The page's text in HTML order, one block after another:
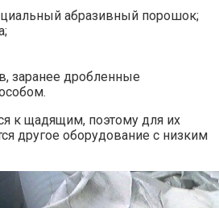
абразивный порошок;
заранее дробленные
к щадящим, поэтому для их
другое оборудование с низким